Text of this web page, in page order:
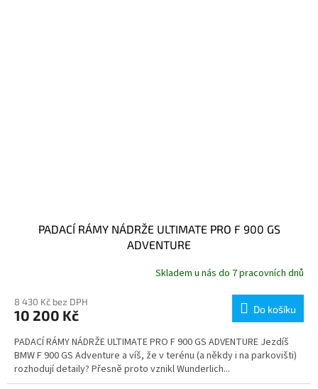
PADACÍ RÁMY NÁDRŽE ULTIMATE PRO F 900 GS
ADVENTURE
Skladem u nás do 7 pracovních dnů
8 430 Kč bez DPH
10 200 Kč Do košíku
PADACÍ RÁMY NÁDRŽE ULTIMATE PRO F 900 GS ADVENTURE Jezdíš
BMW F 900 GS Adventure a víš, že v terénu (a někdy i na parkovišti)
rozhodují detaily? Přesně proto vznikl Wunderlich...